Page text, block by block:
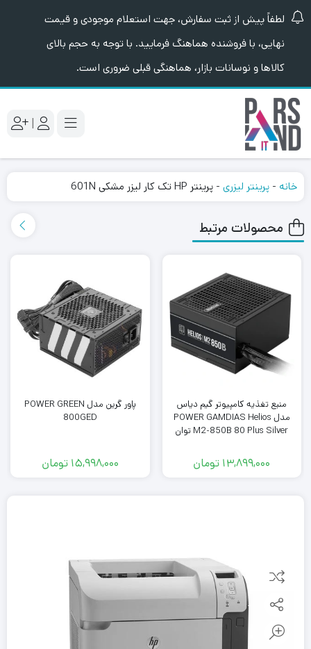
لطفاً پیش از ثبت سفارش، جهت استعلام موجودی و قیمت
نهایی، با فروشنده هماهنگ فرمایید. با توجه به حجم بالای
کالاها و نوسانات بازار، هماهنگی قبلی ضروری است.
|
خانه - پرینتر لیزری - پرینتر HP تک کار لیزر مشکی 601N
محصولات مرتبط
منبع تغذیه کامپیوتر گیم دیاس
مدل POWER GAMDIAS Helios
M2-850B 80 Plus Silver توان
13,899,000 تومان
پاور گرین مدل POWER GREEN
800GED
15,998,000 تومان